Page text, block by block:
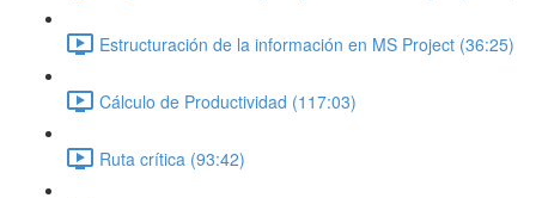
Estructuración de la información en MS Project (36:25)
Cálculo de Productividad (117:03)
Ruta crítica (93:42)